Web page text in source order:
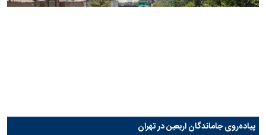
پیاده‌روی جاماندگان اربعین در تهران